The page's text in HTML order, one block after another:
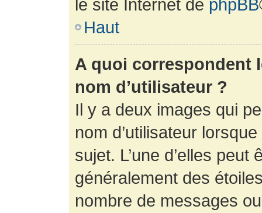
le site Internet de phpBB
Haut
A quoi correspondent
nom d’utilisateur ?
Il y a deux images qui
nom d’utilisateur
sujet. L’une d’elles
généralement des
nombre de messages